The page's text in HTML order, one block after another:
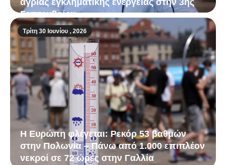
άγριας εγκληματικής ενέργειας στην 3ης
Σεπτεμβρίου
Τρίτη 30 Ιουνίου , 2026
Η Ευρώπη φλέγεται: Ρεκόρ 53 βαθμών
στην Πολωνία – Πάνω από 1.000 επιπλέον
νεκροί σε 72 ώρες στην Γαλλία